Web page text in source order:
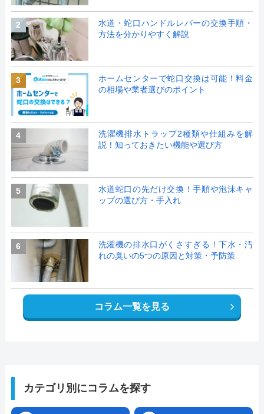
2
水道・蛇口ハンドルレバーの交換手順・
方法を分かりやすく解説
3
ホームセンターで蛇口交換は可能！料金
の相場や業者選びのポイント
4
洗濯機排水トラップ2種類や仕組みを解
説！知っておきたい機能や選び方
5
水道蛇口の先だけ交換！手順や泡沫キャ
ップの選び方・手入れ
6
洗濯機の排水口がくさすぎる！下水・汚
れの臭いの5つの原因と対策・予防策
コラム一覧を見る
カテゴリ別にコラムを探す